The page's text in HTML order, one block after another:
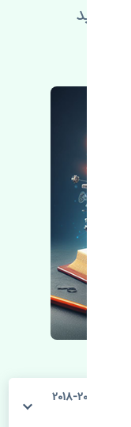
ببرید
تیغه برف پاک کن جلو چپ و راست رنو کولیوس 2017-2018